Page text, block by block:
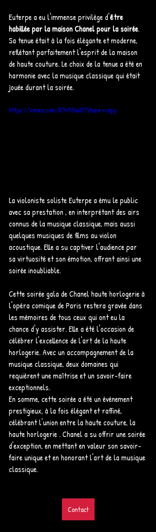
Euterpe a eu l'immense privilège d'être
habillée par la maison Chanel pour la soirée.
Sa tenue était à la fois élégante et moderne,
reflétant parfaitement l'esprit de la maison
de haute couture. Le choix de la tenue a été en
harmonie avec la musique classique qui était
jouée durant la soirée.
https://vimeo.com/874734601?share=copy
La violoniste soliste Euterpe a ému le public
avec sa prestation , en interprétant des airs
connus de la musique classique, mais aussi
quelques musiques de films au violon
acoustique. Elle a su captiver l'audience par
sa virtuosité et son émotion, offrant ainsi une
soirée inoubliable.
Cette soirée gala de Chanel haute horlogerie à
l'opéra comique de Paris restera gravée dans
les mémoires de tous ceux qui ont eu la
chance d'y assister. Elle a été l'occasion de
célébrer l'excellence de l'art de la haute
horlogerie. Avec un accompagnement de la
musique classique, deux domaines qui
requièrent une maîtrise et un savoir-faire
exceptionnels.
En somme, cette soirée a été un événement
prestigieux, à la fois élégant et raffiné,
célébrant l'union entre la haute couture, la
haute horlogerie . Chanel a su offrir une soirée
d'exception, en mettant en valeur son savoir-
faire unique et en honorant l'art de la musique
classique.
Contact